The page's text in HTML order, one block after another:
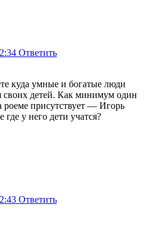
Ответить
куда умные и богатые люди
своих детей. Как минимум один
присутствует — Игорь
у него дети учатся?
Ответить